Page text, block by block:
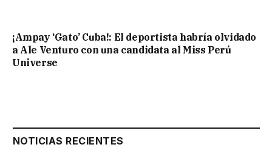
¡Ampay ‘Gato’ Cuba!: El deportista habría olvidado
a Ale Venturo con una candidata al Miss Perú
Universe
NOTICIAS RECIENTES